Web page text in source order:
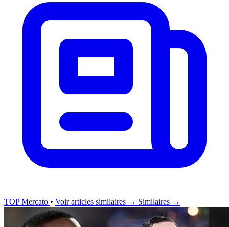
TOP Mercato • Voir articles similaires → Similaires →